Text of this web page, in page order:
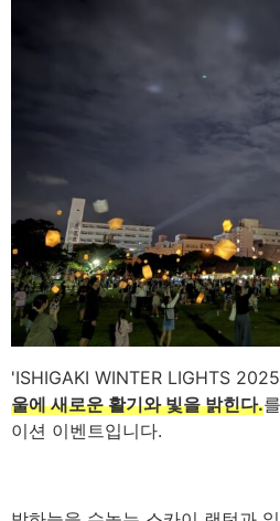
'ISHIGAKI WINTER LIGHTS
울에 새로운 활기와 빛을 밝힌다.
이션 이벤트입니다.